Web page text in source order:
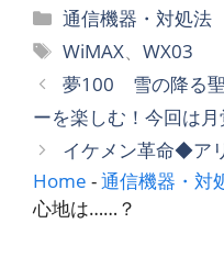
カ
テ
ゴ
リ
ー
通信機器・対処法
タ
グ
WiMAX、WX03
夢100 雪の降る
ーを楽しむ！今回は月
イケメン革命◆ア
Home -通信機器・対
心地は……？